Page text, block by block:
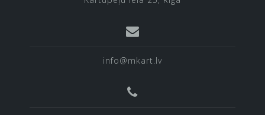
info@mkart.lv